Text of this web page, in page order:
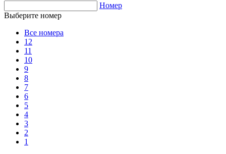
Номер
Выберите номер
Все номера
12
11
10
9
8
7
6
5
4
3
2
1